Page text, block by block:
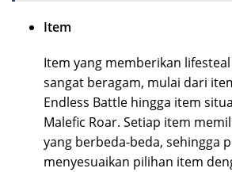
Item
Item yang memberikan
sangat beragam, mulai dari
Endless Battle hingga item
Malefic Roar. Setiap item
yang berbeda-beda, sehingga
menyesuaikan pilihan item